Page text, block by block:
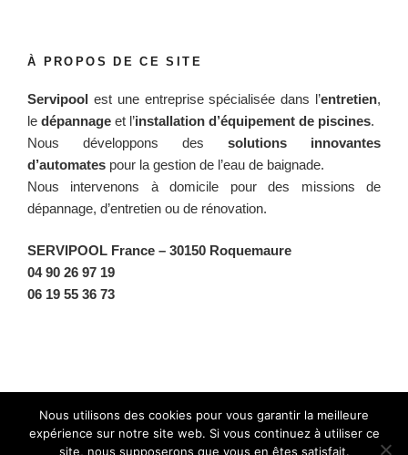
À PROPOS DE CE SITE
Servipool est une entreprise spécialisée dans l’entretien,
le dépannage et l’installation d’équipement de piscines.
Nous développons des solutions innovantes
d’automates pour la gestion de l’eau de baignade.
Nous intervenons à domicile pour des missions de
dépannage, d’entretien ou de rénovation.
SERVIPOOL France – 30150 Roquemaure
04 90 26 97 19
06 19 55 36 73
Nous utilisons des cookies pour vous garantir la meilleure
expérience sur notre site web. Si vous continuez à utiliser ce
site, nous supposerons que vous en êtes satisfait.